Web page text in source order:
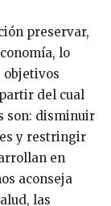
preservar,
lo
objetivos
del cual
son: disminuir
y restringir
en
aconseja
las